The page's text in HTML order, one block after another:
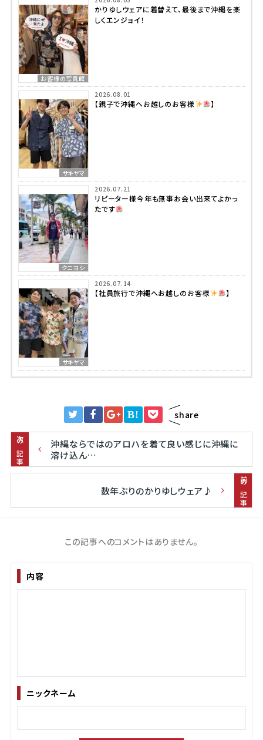
お客様の写真館
かりゆしウェアに着替えて、最後まで沖縄を楽
しくエンジョイ！
サキヤマ
2026.08.01
【親子で沖縄へお越しのお客様 】
クニヨシ
2026.07.21
リピーター様今年も無事お会い出来てよかっ
たです
サキヤマ
2026.07.14
【社員旅行で沖縄へお越しのお客様 】
B! share
次の記事
沖縄ならではのアロハを着て良い感じに沖縄に
溶け込ん…
前の記事
数年ぶりのかりゆしウェア♪
この記事へのコメントはありません。
ニックネーム
内容